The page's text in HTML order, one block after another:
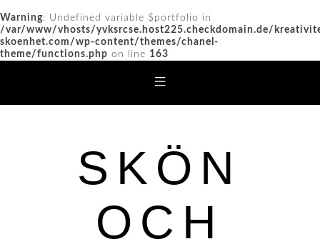
Warning: Undefined variable $portfolio in
/var/www/vhosts/yvksrcse.host225.checkdomain.de/
skoenhet.com/wp-content/themes/chanel-
theme/functions.php on line 163
SKÖN
OCH